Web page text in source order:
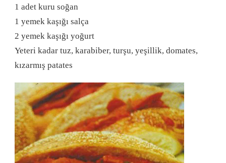
1 adet kuru soğan
1 yemek kaşığı salça
2 yemek kaşığı yoğurt
Yeteri kadar tuz, karabiber, turşu, yeşillik, domates,
kızarmış patates